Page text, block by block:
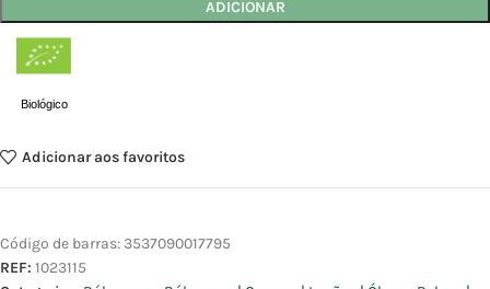
ADICIONAR
Biológico
Adicionar aos favoritos
Código de barras: 3537090017795
REF: 1023115